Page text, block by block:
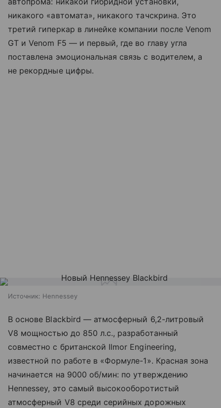
никакого «автомата», никакого тачскрина. Это
третий гиперкар в линейке компании после Venom
GT и Venom F5 — и первый, где во главу угла
поставлена эмоциональная связь с водителем, а
не рекордные цифры.
Источник: Hennessey
В основе Blackbird — атмосферный 6,2-литровый
V8 мощностью до 850 л.с., разработанный
совместно с британской Ilmor Engineering,
известной по работе в «Формуле-1». Красная зона
начинается на 9000 об/мин: по утверждению
Hennessey, это самый высокооборотистый
атмосферный V8 среди серийных дорожных